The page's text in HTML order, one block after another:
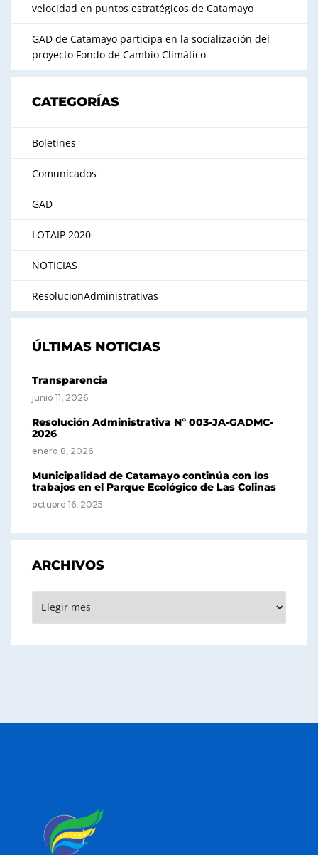
velocidad en puntos estratégicos de Catamayo
GAD de Catamayo participa en la socialización del
proyecto Fondo de Cambio Climático
CATEGORÍAS
Boletines
Comunicados
GAD
LOTAIP 2020
NOTICIAS
ResolucionAdministrativas
ÚLTIMAS NOTICIAS
Transparencia
junio 11, 2026
Resolución Administrativa Nº 003-JA-GADMC-
2026
enero 8, 2026
Municipalidad de Catamayo continúa con los
trabajos en el Parque Ecológico de Las Colinas
octubre 16, 2025
ARCHIVOS